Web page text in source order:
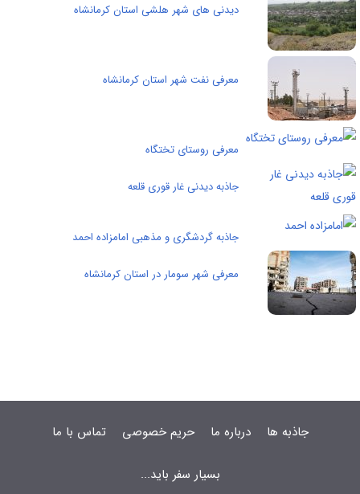
دیدنی های شهر هلشی استان کرمانشاه
معرفی نفت شهر استان کرمانشاه
معرفی روستای تختگاه
جاذبه دیدنی غار قوری قلعه
جاذبه گردشگری و مذهبی امامزاده احمد
معرفی شهر سومار در استان کرمانشاه
جاذبه ها درباره ما حریم خصوصی تماس با ما
بسیار سفر باید...